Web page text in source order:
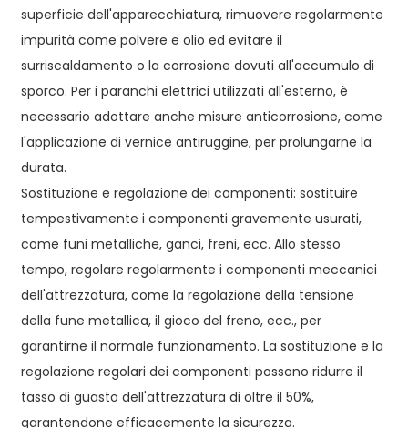
superficie dell'apparecchiatura, rimuovere regolarmente
impurità come polvere e olio ed evitare il
surriscaldamento o la corrosione dovuti all'accumulo di
sporco. Per i paranchi elettrici utilizzati all'esterno, è
necessario adottare anche misure anticorrosione, come
l'applicazione di vernice antiruggine, per prolungarne la
durata.
Sostituzione e regolazione dei componenti: sostituire
tempestivamente i componenti gravemente usurati,
come funi metalliche, ganci, freni, ecc. Allo stesso
tempo, regolare regolarmente i componenti meccanici
dell'attrezzatura, come la regolazione della tensione
della fune metallica, il gioco del freno, ecc., per
garantirne il normale funzionamento. La sostituzione e la
regolazione regolari dei componenti possono ridurre il
tasso di guasto dell'attrezzatura di oltre il 50%,
garantendone efficacemente la sicurezza.